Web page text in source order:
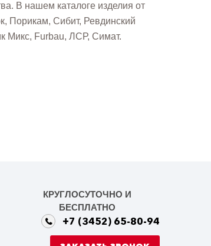
В нашем каталоге изделия от
Порикам, Сибит, Ревдинский
Микс, Furbau, ЛСР, Симат.
КРУГЛОСУТОЧНО И
БЕСПЛАТНО
+7 (3452) 65-80-94